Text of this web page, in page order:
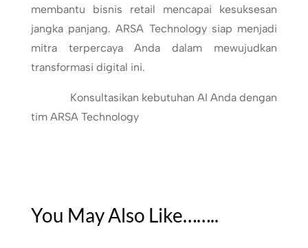
membantu bisnis retail mencapai kesuksesan
jangka panjang. ARSA Technology siap menjadi
mitra terpercaya Anda dalam mewujudkan
transformasi digital ini.
Konsultasikan kebutuhan AI Anda dengan
tim ARSA Technology
You May Also Like……..